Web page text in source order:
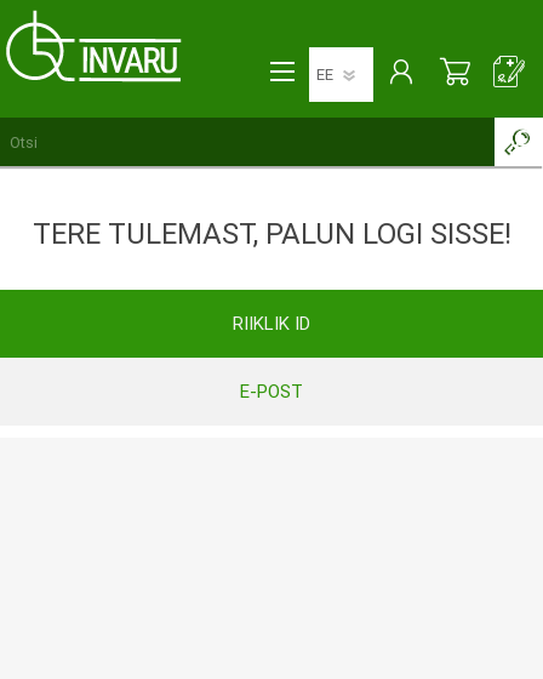
TERE TULEMAST, PALUN LOGI SISSE!
RIIKLIK ID
E-POST